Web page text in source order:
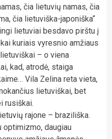
čia lietuvių namas, čia
čia lietuviška-japoniška“
lietuviai besdavo pirštu į
kuriais vyresnio amžiaus
– o viena
kad, atrodė, staiga
Vila Zelina reta vieta,
lietuviškai, bet
rusiškai.
rajone – braziliška.
optimizmo, daugiau